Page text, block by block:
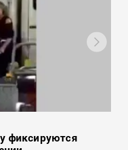
фиксируются